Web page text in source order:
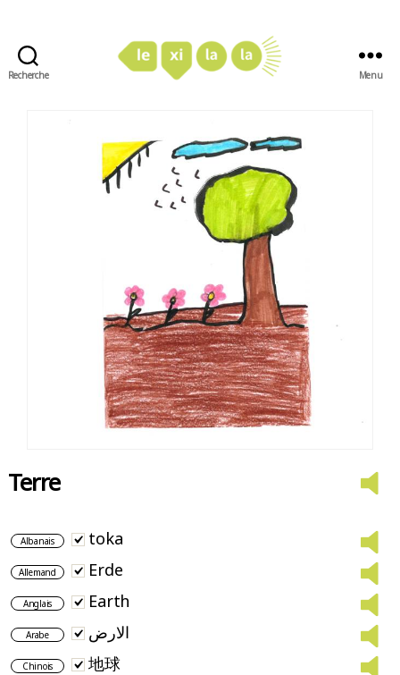
Recherche Menu
Terre
Albanais toka
Allemand Erde
Anglais Earth
Arabe الارض
Chinois 地球